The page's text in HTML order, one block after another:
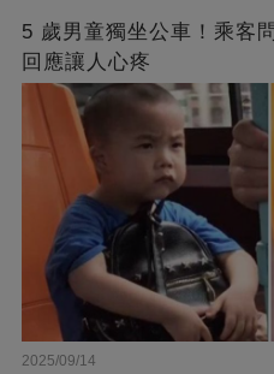
5 歲男童獨坐公車！乘客
回應讓人心疼
2025/09/14